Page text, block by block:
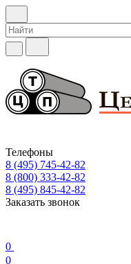
Телефоны
8 (495) 745-42-82
8 (800) 333-42-82
8 (495) 845-42-82
Заказать звонок
0
0